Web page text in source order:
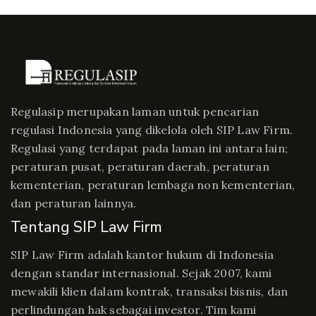
Regulasip merupakan laman untuk pencarian
regulasi Indonesia yang dikelola oleh SIP Law Firm.
Regulasi yang terdapat pada laman ini antara lain;
peraturan pusat, peraturan daerah, peraturan
kementerian, peraturan lembaga non kementerian,
dan peraturan lainnya.
Tentang SIP Law Firm
SIP Law Firm adalah kantor hukum di Indonesia
dengan standar internasional. Sejak 2007, kami
mewakili klien dalam kontrak, transaksi bisnis, dan
perlindungan hak sebagai investor. Tim kami